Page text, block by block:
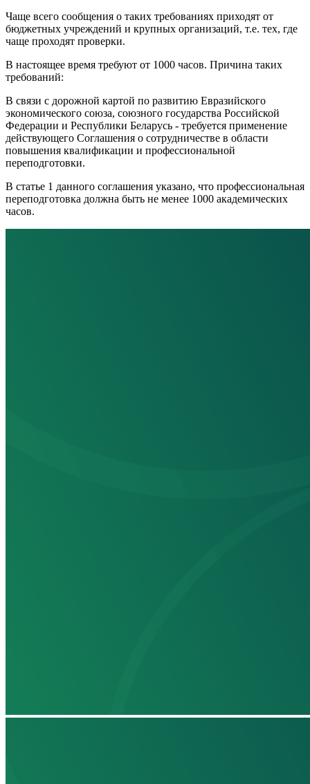
Чаще всего сообщения о таких требованиях приходят от
бюджетных учреждений и крупных организаций, т.е. тех, где
чаще проходят проверки.
В настоящее время требуют от 1000 часов. Причина таких
требований:
В связи с дорожной картой по развитию Евразийского
экономического союза, союзного государства Российской
Федерации и Республики Беларусь - требуется применение
действующего Соглашения о сотрудничестве в области
повышения квалификации и профессиональной
переподготовки.
В статье 1 данного соглашения указано, что профессиональная
переподготовка должна быть не менее 1000 академических
часов.